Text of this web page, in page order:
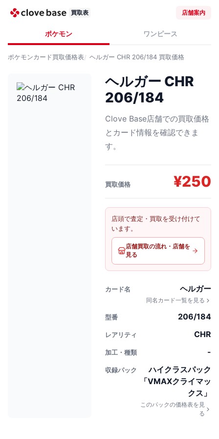
買取表 店舗案内
ポケモン ワンピース
ポケモンカード買取価格表 ヘルガー CHR 206/184 買取価格
ヘルガー CHR
206/184
Clove Base店舗での買取価格
とカード情報を確認できま
す。
買取価格 ¥250
店頭で査定・買取を受け付けて
います。
店舗買取の流れ・店舗を
見る
カード名 ヘルガー
同名カード一覧を見る
型番 206/184
レアリティ CHR
加工・種類 -
収録パック
ハイクラスパック
「VMAXクライマッ
クス」
このパックの価格表を見
る